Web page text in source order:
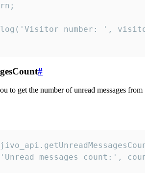
number: ',
#
to get the number of unread messages from
messages count:',